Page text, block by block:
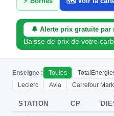
🔔 Alerte prix gratuite par
Baisse de prix de votre
Enseigne : Toutes
Leclerc
Avia Carrefour
STATION CP